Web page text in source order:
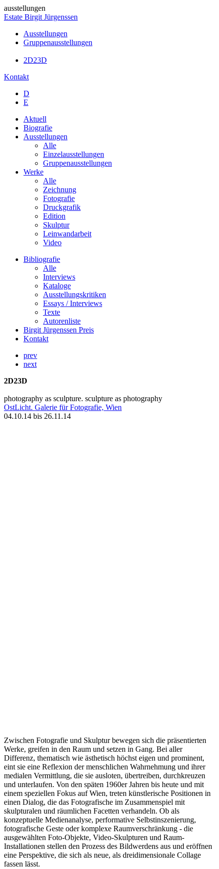
ausstellungen
Estate Birgit Jürgenssen
Ausstellungen
Gruppenausstellungen
2D23D
Kontakt
D
E
Aktuell
Biografie
Ausstellungen
Alle
Einzelausstellungen
Gruppenausstellungen
Werke
Alle
Zeichnung
Fotografie
Druckgrafik
Edition
Skulptur
Leinwandarbeit
Video
Bibliografie
Alle
Interviews
Kataloge
Ausstellungskritiken
Essays / Interviews
Texte
Autorenliste
Birgit Jürgenssen Preis
Kontakt
prev
next
2D23D
photography as sculpture. sculpture as photography
OstLicht. Galerie für Fotografie, Wien
04.10.14 bis 26.11.14
Zwischen Fotografie und Skulptur bewegen sich die präsentierten
Werke, greifen in den Raum und setzen in Gang. Bei aller
Differenz, thematisch wie ästhetisch höchst eigen und prominent,
eint sie eine Reflexion der menschlichen Wahrnehmung und ihrer
medialen Vermittlung, die sie ausloten, übertreiben, durchkreuzen
und unterlaufen. Von den späten 1960er Jahren bis heute und mit
einem speziellen Fokus auf Wien, treten künstlerische Positionen in
einen Dialog, die das Fotografische im Zusammenspiel mit
skulpturalen und räumlichen Facetten verhandeln. Ob als
konzeptuelle Medienanalyse, performative Selbstinszenierung,
fotografische Geste oder komplexe Raumverschränkung - die
ausgewählten Foto-Objekte, Video-Skulpturen und Raum-
Installationen stellen den Prozess des Bildwerdens aus und eröffnen
eine Perspektive, die sich als neue, als dreidimensionale Collage
fassen lässt.